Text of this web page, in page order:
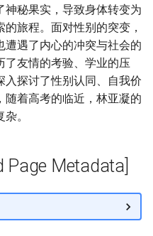
秘果实，导致身体转变为
旅程。面对性别的突变，
遇了内心的冲突与社会的
了友情的考验、学业的压
入探讨了性别认同、自我价
着高考的临近，林亚凝的
。
Metadata]